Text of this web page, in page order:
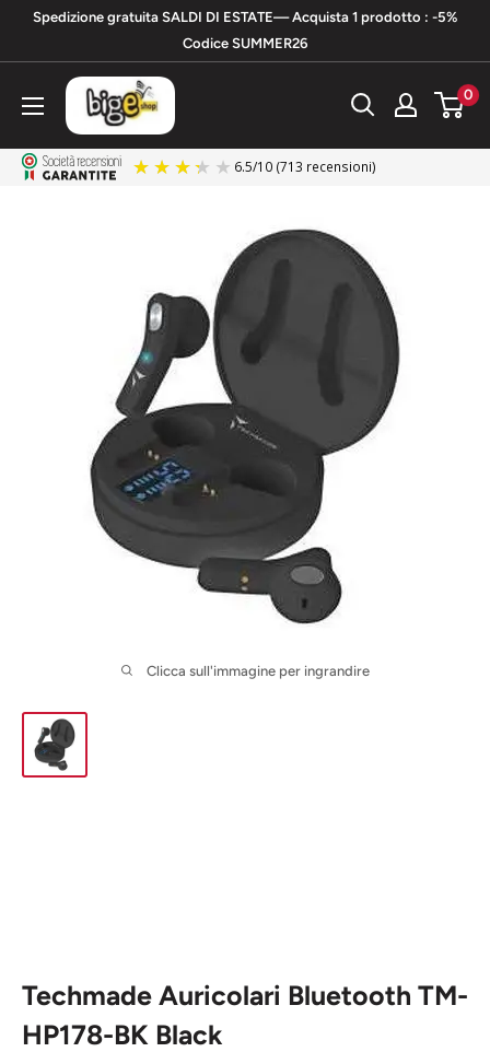
contenuto
Spedizione gratuita SALDI DI ESTATE— Acquista 1 prodotto : -5%
Codice SUMMER26
bigeshop 0
Clicca sull'immagine per ingrandire
Techmade Auricolari Bluetooth TM-
HP178-BK Black